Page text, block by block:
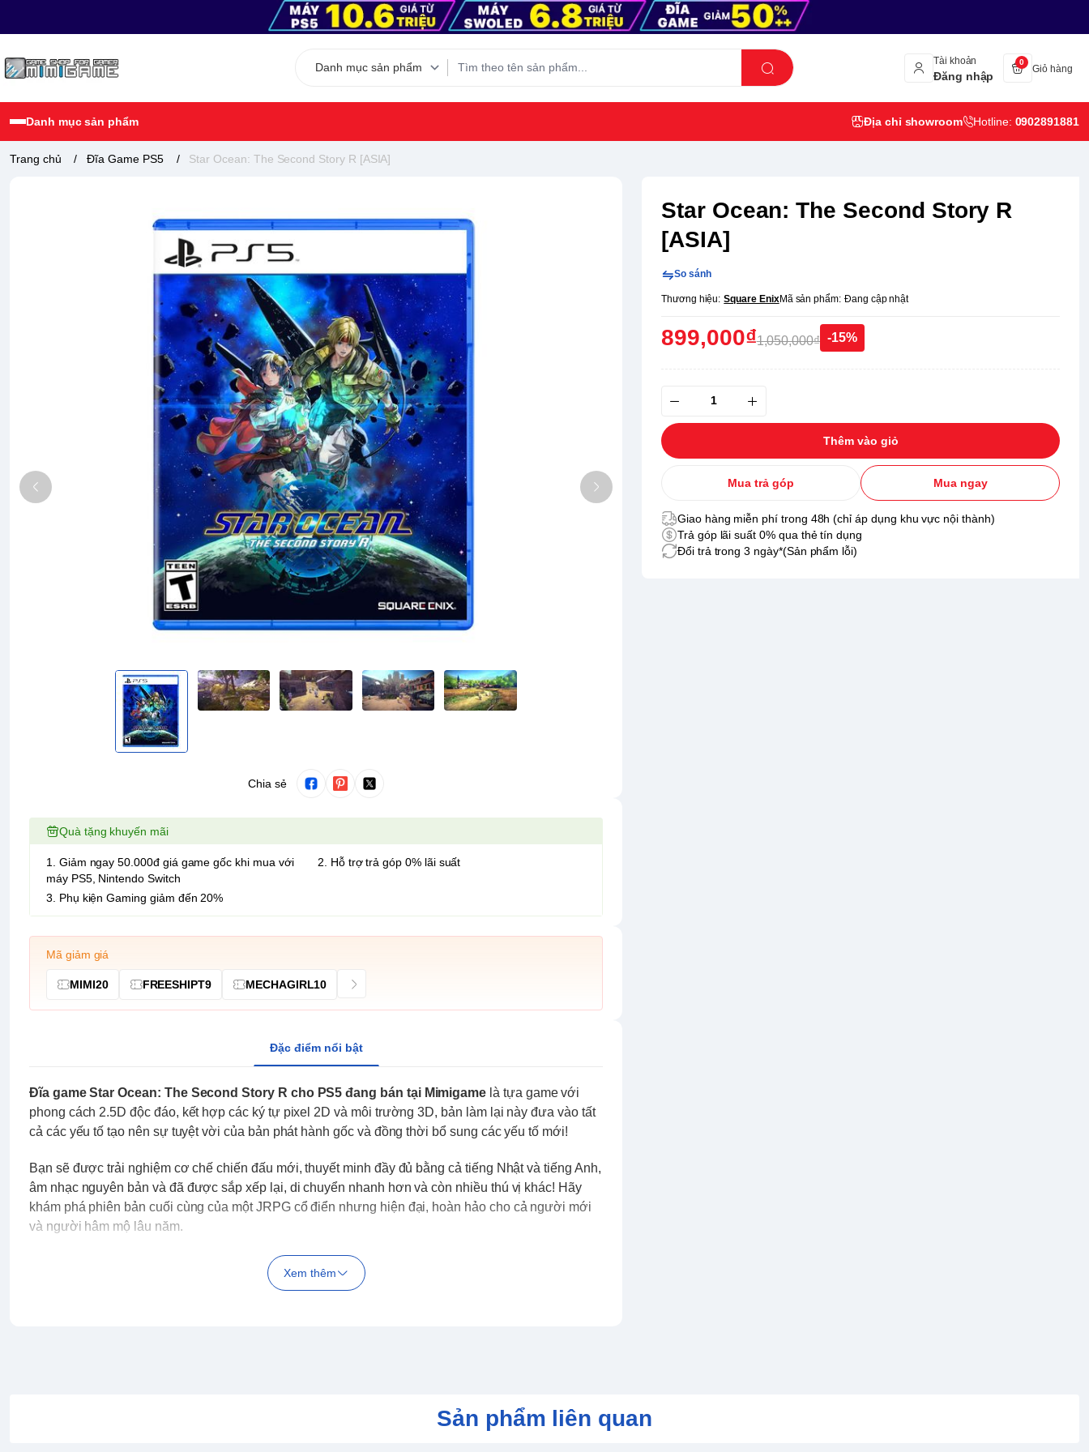
Tài khoản
Đăng nhập
0
Giỏ hàng
Danh mục sản phẩm Địa chỉ showroom Hotline: 0902891881
Trang chủ / Đĩa Game PS5 / Star Ocean: The Second Story R [ASIA]
Chia sẻ
Star Ocean: The Second Story R
[ASIA]
So sánh
Thương hiệu: Square EnixMã sản phẩm: Đang cập nhật
899,000₫1,050,000₫ -15%
Thêm vào giỏ
Mua trả góp Mua ngay
Giao hàng miễn phí trong 48h (chỉ áp dụng khu vực nội thành)
Trả góp lãi suất 0% qua thẻ tín dụng
Đổi trả trong 3 ngày*(Sản phẩm lỗi)
Quà tặng khuyến mãi
1. Giảm ngay 50.000đ giá game gốc khi mua với
máy PS5, Nintendo Switch
2. Hỗ trợ trả góp 0% lãi suất
3. Phụ kiện Gaming giảm đến 20%
Mã giảm giá
MIMI20 FREESHIPT9 MECHAGIRL10
Đặc điểm nổi bật
Đĩa game Star Ocean: The Second Story R cho PS5 đang bán tại Mimigame là tựa game với
phong cách 2.5D độc đáo, kết hợp các ký tự pixel 2D và môi trường 3D, bản làm lại này đưa vào tất
cả các yếu tố tạo nên sự tuyệt vời của bản phát hành gốc và đồng thời bổ sung các yếu tố mới!
Bạn sẽ được trải nghiệm cơ chế chiến đấu mới, thuyết minh đầy đủ bằng cả tiếng Nhật và tiếng Anh,
âm nhạc nguyên bản và đã được sắp xếp lại, di chuyển nhanh hơn và còn nhiều thú vị khác! Hãy
khám phá phiên bản cuối cùng của một JRPG cổ điển nhưng hiện đại, hoàn hảo cho cả người mới
và người hâm mộ lâu năm.
Xem thêm
Sản phẩm liên quan